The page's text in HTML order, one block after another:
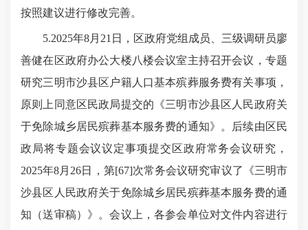
按照建议进行修改完善。
5.2025年8月21日，区政府党组成员、三级调研员廖
善健在区政府办公大楼八楼会议室主持召开会议，专题
研究三明市沙县区户籍人口基本殡葬服务费有关事项，
原则上同意区民政局提交的《三明市沙县区人民政府关
于免除城乡居民殡葬基本服务费的通知》。后续由区民
政局将专题会议议定事项提交区政府常务会议研究，
2025年8月26日，第[67]次常务会议研究审议了《三明市
沙县区人民政府关于免除城乡居民殡葬基本服务费的通
知（送审稿）》。会议上，各参会单位对文件内容进行